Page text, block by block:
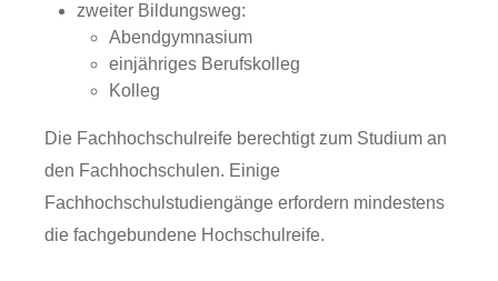
zweiter Bildungsweg:
Abendgymnasium
einjähriges Berufskolleg
Kolleg
Die Fachhochschulreife berechtigt zum Studium an
den Fachhochschulen. Einige
Fachhochschulstudiengänge erfordern mindestens
die fachgebundene Hochschulreife.